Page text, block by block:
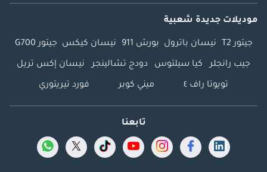
موديلات جديدة شعبية
جيتور T2 نيسان باترول بورش 911 نيسان كيكس جيتور G700
جيب رانجلر كيا سيلتوس دودج تشالينجر نيسان إكس تريل
تويوتا راف ٤ ميني كوبر فورد تيريتوري
تابعنا